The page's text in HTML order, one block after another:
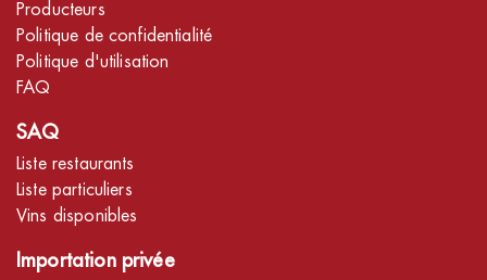
Producteurs
Politique de confidentialité
Politique d'utilisation
FAQ
SAQ
Liste restaurants
Liste particuliers
Vins disponibles
Importation privée